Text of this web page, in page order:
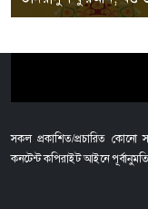
সকল প্রকাশিত/প্রচারিত কোনো
কনটেন্ট কপিরাইট আইনে পূর্বানুমতি